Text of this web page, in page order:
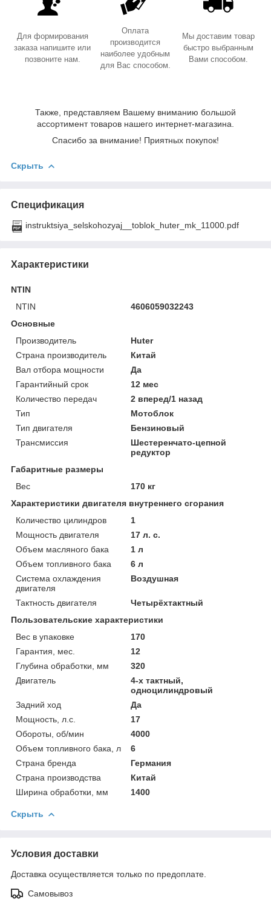
Для формирования
заказа напишите или
позвоните нам.
Оплата
производится
наиболее удобным
для Вас способом.
Мы доставим товар
быстро выбранным
Вами способом.
Также, представляем Вашему вниманию большой
ассортимент товаров нашего интернет-магазина.
Спасибо за внимание! Приятных покупок!
Скрыть
Спецификация
instruktsiya_selskohozyaj__toblok_huter_mk_11000.pdf
Характеристики
NTIN
NTIN
4606059032243
Основные
Производитель
Huter
Страна производитель
Китай
Вал отбора мощности
Да
Гарантийный срок
12 мес
Количество передач
2 вперед/1 назад
Тип
Мотоблок
Тип двигателя
Бензиновый
Трансмиссия
Шестеренчато-цепной
редуктор
Габаритные размеры
Вес
170 кг
Характеристики двигателя внутреннего сгорания
Количество цилиндров
1
Мощность двигателя
17 л. с.
Объем масляного бака
1 л
Объем топливного бака
6 л
Система охлаждения
двигателя
Воздушная
Тактность двигателя
Четырёхтактный
Пользовательские характеристики
Вес в упаковке
170
Гарантия, мес.
12
Глубина обработки, мм
320
Двигатель
4-х тактный,
одноцилиндровый
Задний ход
Да
Мощность, л.с.
17
Обороты, об/мин
4000
Объем топливного бака, л
6
Страна бренда
Германия
Страна производства
Китай
Ширина обработки, мм
1400
Скрыть
Условия доставки
Доставка осуществляется только по предоплате.
Самовывоз